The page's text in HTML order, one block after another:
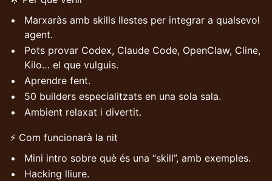
Marxaràs amb skills llestes per integrar a qualsevol
agent.
Pots provar Codex, Claude Code, OpenClaw, Cline,
Kilo… el que vulguis.
Aprendre fent.
50 builders especialitzats en una sola sala.
Ambient relaxat i divertit.
⚡ Com funcionarà la nit
Mini intro sobre què és una “skill”, amb exemples.
Hacking lliure.